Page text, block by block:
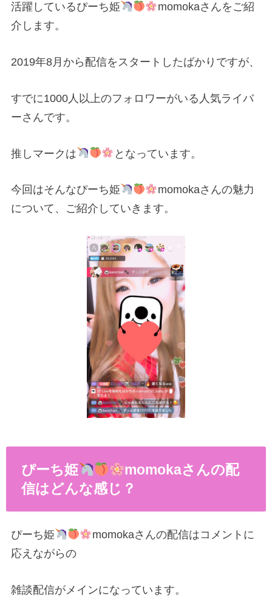
活躍しているぴーち姫
momokaさんをご紹
介します。
2019年8月から配信をスタートしたばかりですが、
すでに1000人以上のフォロワーがいる人気ライバ
ーさんです。
推しマークは となっています。
今回はそんなぴーち姫
momokaさんの魅力
について、ご紹介していきます。
ぴーち姫
momokaさんの配
信はどんな感じ？
ぴーち姫
momokaさんの配信はコメントに
応えながらの
雑談配信がメインになっています。